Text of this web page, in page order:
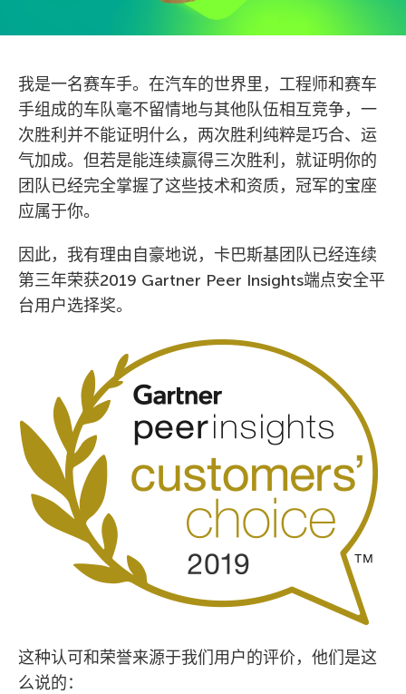
我是一名赛车手。在汽车的世界里，工程师和赛车
手组成的车队毫不留情地与其他队伍相互竞争，一
次胜利并不能证明什么，两次胜利纯粹是巧合、运
气加成。但若是能连续赢得三次胜利，就证明你的
团队已经完全掌握了这些技术和资质，冠军的宝座
应属于你。
因此，我有理由自豪地说，卡巴斯基团队已经连续
第三年荣获2019 Gartner Peer Insights端点安全平
台用户选择奖。
这种认可和荣誉来源于我们用户的评价，他们是这
么说的：